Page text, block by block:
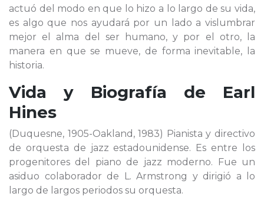
actuó del modo en que lo hizo a lo largo de su vida,
es algo que nos ayudará por un lado a vislumbrar
mejor el alma del ser humano, y por el otro, la
manera en que se mueve, de forma inevitable, la
historia.
Vida y Biografía de Earl
Hines
(Duquesne, 1905-Oakland, 1983) Pianista y directivo
de orquesta de jazz estadounidense. Es entre los
progenitores del piano de jazz moderno. Fue un
asiduo colaborador de L. Armstrong y dirigió a lo
largo de largos periodos su orquesta.